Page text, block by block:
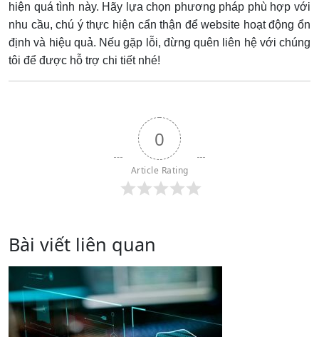
hiện quá tình này. Hãy lựa chọn phương pháp phù hợp với
nhu cầu, chú ý thực hiện cẩn thận để website hoạt động ổn
định và hiệu quả. Nếu gặp lỗi, đừng quên liên hệ với chúng
tôi để được hỗ trợ chi tiết nhé!
0
Article Rating
Bài viết liên quan